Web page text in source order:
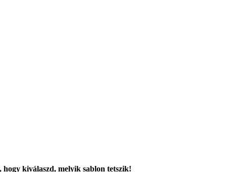
hogy kiválaszd, melyik sablon tetszik!